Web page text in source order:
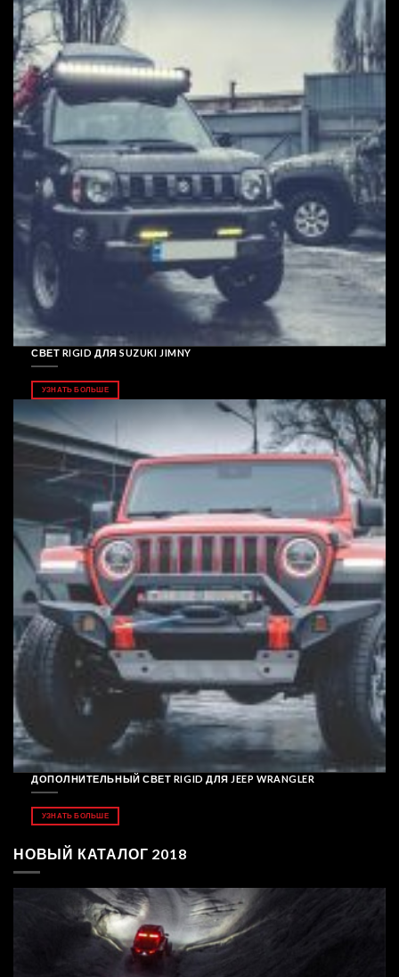
СВЕТ RIGID ДЛЯ SUZUKI JIMNY
УЗНАТЬ БОЛЬШЕ
ДОПОЛНИТЕЛЬНЫЙ СВЕТ RIGID ДЛЯ JEEP WRANGLER
УЗНАТЬ БОЛЬШЕ
НОВЫЙ КАТАЛОГ 2018